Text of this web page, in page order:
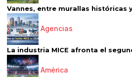
Vannes, entre murallas históricas
Agencias
La industria MICE afronta el
América